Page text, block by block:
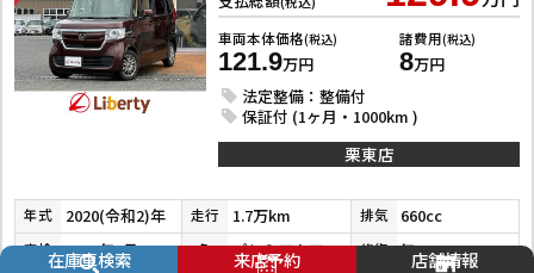
車両本体価格(税込)
121.9万円
諸費用(税込)
8万円
法定整備：整備付
保証付 (1ヶ月・1000km )
栗東店
年式 2020(令和2)年 走行 1.7万km 排気 660cc
車検 2027年6月 色 プレミアムアガットブラウンパール 修復 無
在庫車検索 来店予約 店舗情報